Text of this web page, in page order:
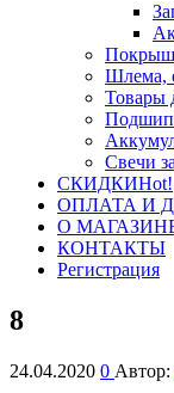
Шлема,
Товары
Свечи
СКИДКИHot!
ОПЛАТА И
О
КОНТАКТЫ
Регистрация
8
24.04.2020 0 Автор: